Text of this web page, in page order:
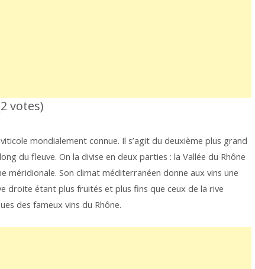
votes)
mondialement connue. Il s’agit du deuxième plus grand
du fleuve. On la divise en deux parties : la Vallée du Rhône
méridionale. Son climat méditerranéen donne aux vins une
droite étant plus fruités et plus fins que ceux de la rive
des fameux vins du Rhône.